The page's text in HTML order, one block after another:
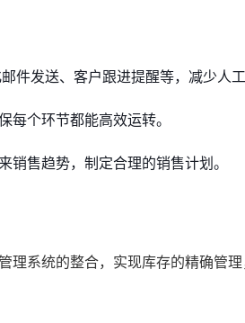
件发送、客户跟进提醒等，减少人工
每个环节都能高效运转。
销售趋势，制定合理的销售计划。
系统的整合，实现库存的精确管理